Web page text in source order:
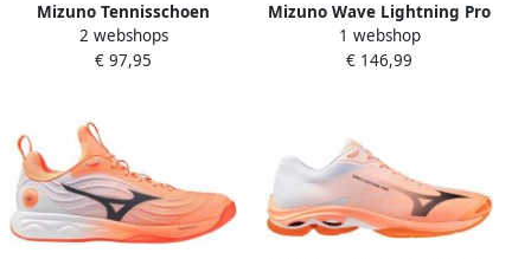
Mizuno Tennisschoen
Padelschoen Wave Exceed
Tour 5 CC Dames Grijs
2 webshops
€ 97,95
Mizuno Wave Lightning Pro
Mid Indoor Sportschoenen
Oranje
1 webshop
€ 146,99